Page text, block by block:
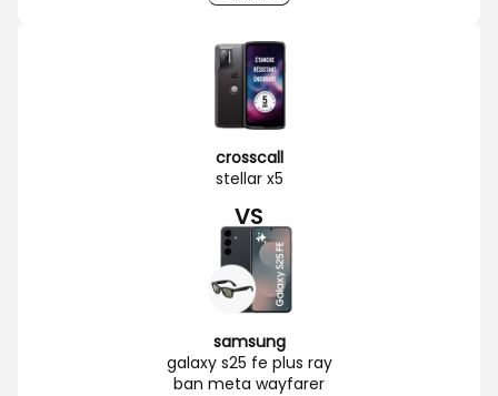
crosscall
stellar x5
VS
samsung
galaxy s25 fe plus ray
ban meta wayfarer